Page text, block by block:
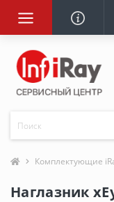
Комплектующие
Наглазник